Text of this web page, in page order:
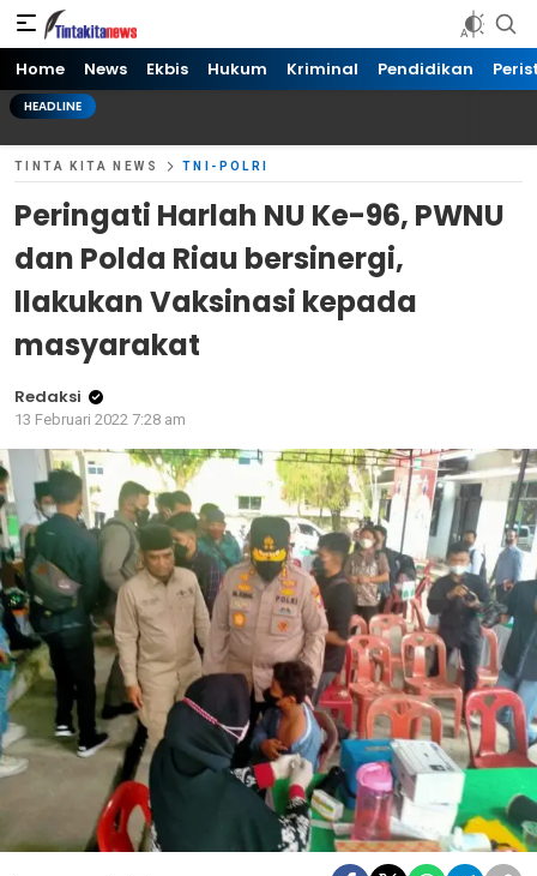
Tinta kita News
Informasi Terkini
Home News Ekbis Hukum Kriminal Pendidikan
HEADLINE
TINTA KITA NEWS TNI-POLRI
Peringati Harlah NU Ke-96, PWNU
dan Polda Riau bersinergi,
llakukan Vaksinasi kepada
masyarakat
Redaksi
13 Februari 2022 7:28 am